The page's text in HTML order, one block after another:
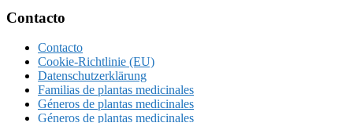
Footer
Contacto
Contacto
Cookie-Richtlinie (EU)
Datenschutzerklärung
Familias de plantas medicinales
Géneros de plantas medicinales
Géneros de plantas medicinales